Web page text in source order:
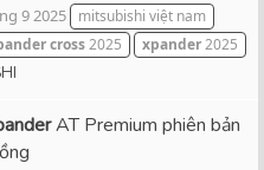
9 2025
mitsubishi việt nam
cross2025 xpander2025
AT Premium phiên bản